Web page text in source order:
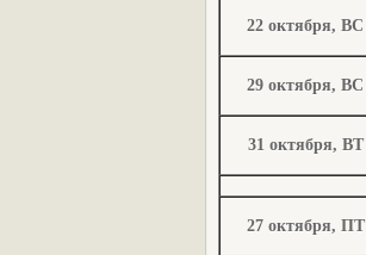
22 октября, ВС
29 октября, ВС
31 октября, ВТ
27 октября, ПТ